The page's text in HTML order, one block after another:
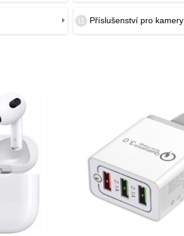
11 Příslušenství pro kamery